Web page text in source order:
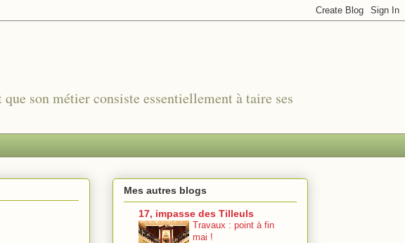
son métier consiste essentiellement à taire ses
Mes autres blogs
17, impasse des Tilleuls
Travaux : point à fin
mai !